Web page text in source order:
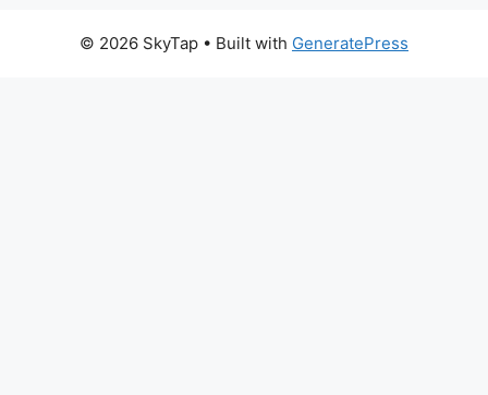
© 2026 SkyTap • Built with GeneratePress